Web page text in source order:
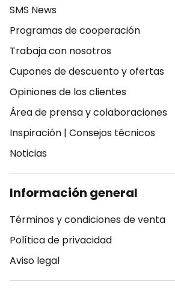
SMS News
Programas de cooperación
Trabaja con nosotros
Cupones de descuento y ofertas
Opiniones de los clientes
Área de prensa y colaboraciones
Inspiración | Consejos técnicos
Noticias
Información general
Términos y condiciones de venta
Política de privacidad
Aviso legal